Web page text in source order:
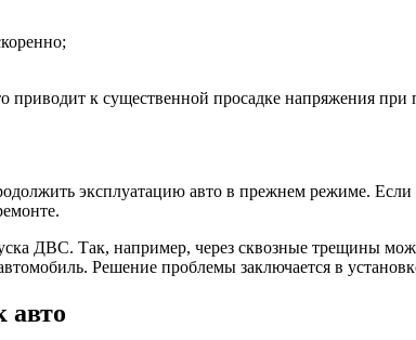
приводит к существенной просадке напряжения
эксплуатацию авто в прежнем режиме.
ДВС. Так, например, через сквозные трещины
Решение проблемы заключается в
авто